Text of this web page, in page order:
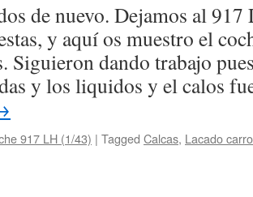
de nuevo. Dejamos al
y aquí os muestro el
Siguieron dando trabajo
y los liquidos y el calos
917 LH (1/43) | Tagged Calcas, Lacado